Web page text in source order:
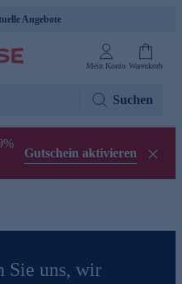
Angebote
Mein Konto Warenkorb
Suchen
Gutschein aktivieren
Sie uns, wir